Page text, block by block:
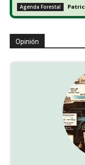
Agenda Forestal
Opinión